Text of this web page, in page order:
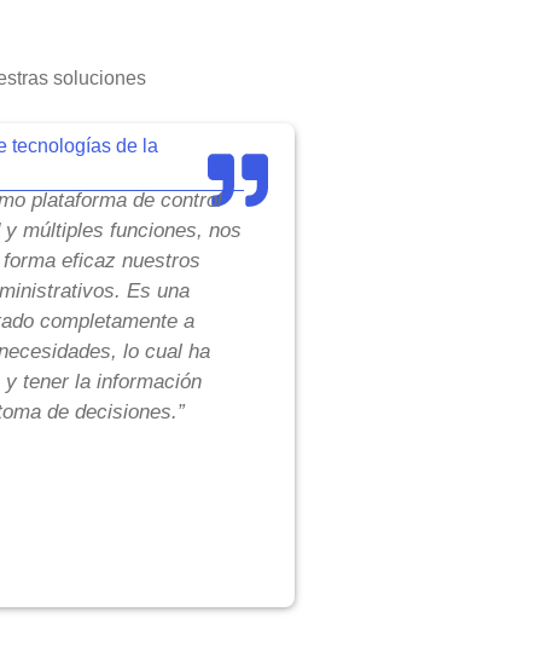
soluciones
tecnologías de la
plataforma de control
múltiples funciones, nos
eficaz nuestros
Es una
completamente a
lo cual ha
tener la información
de decisiones.”